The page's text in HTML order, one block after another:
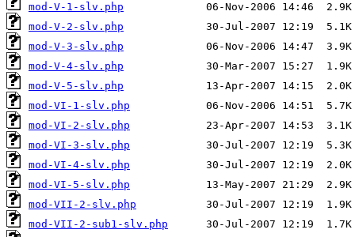
mod-V-1-slv.php
mod-V-2-slv.php
mod-V-3-slv.php
mod-V-4-slv.php
mod-V-5-slv.php
mod-VI-1-slv.php
mod-VI-2-slv.php
mod-VI-3-slv.php
mod-VI-4-slv.php
mod-VI-5-slv.php
mod-VII-2-slv.php
mod-VII-2-sub1-slv.php